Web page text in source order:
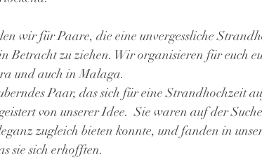
wir für Paare, die eine unvergessliche
Betracht zu ziehen. Wir organisieren für euch
und auch in Malaga.
Paar, das sich für eine Strandhochzeit
von unserer Idee.  Sie waren auf der
zugleich bieten konnte, und fanden in
sie sich erhofften.